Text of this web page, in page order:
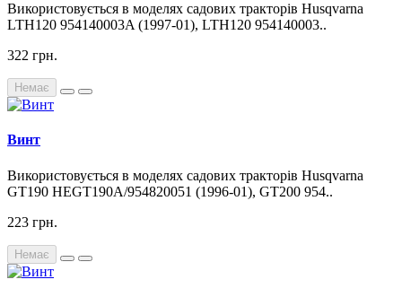
Використовується в моделях садових тракторів Husqvarna
LTH120 954140003A (1997-01), LTH120 954140003..
322 грн.
Немає
Винт
Використовується в моделях садових тракторів Husqvarna
GT190 HEGT190A/954820051 (1996-01), GT200 954..
223 грн.
Немає